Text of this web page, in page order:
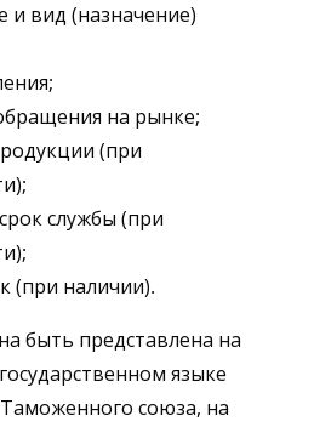
и вид (назначение)
на рынке;
(при
службы (при
(при наличии).
быть представлена на
языке
Таможенного союза, на